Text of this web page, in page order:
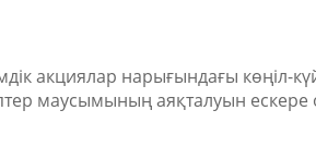
акциялар нарығындағы көңіл-
маусымының аяқталуын